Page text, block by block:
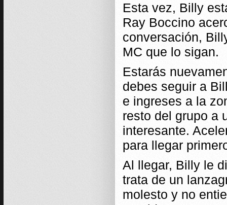
Esta vez, Billy
Ray Boccino
conversación,
MC que lo sigan.
Estarás
debes seguir a
e ingreses a la
resto del grupo a
interesante.
para llegar
Al llegar, Billy le
trata de un
molesto y no